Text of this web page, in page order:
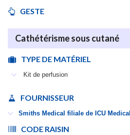
GESTE
Cathétérisme sous cutané
TYPE DE MATÉRIEL
Kit de perfusion
FOURNISSEUR
Smiths Medical filiale de ICU Medical
CODE RAISIN